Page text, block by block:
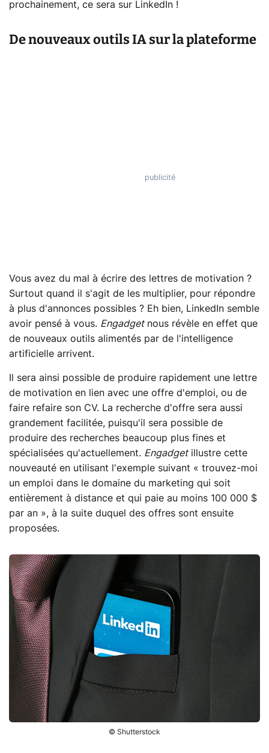
prochainement, ce sera sur LinkedIn !
De nouveaux outils IA sur la plateforme
Vous avez du mal à écrire des lettres de motivation ?
Surtout quand il s'agit de les multiplier, pour répondre
à plus d'annonces possibles ? Eh bien, LinkedIn semble
avoir pensé à vous. Engadgetnous révèle en effet que
de nouveaux outils alimentés par de l'intelligence
artificielle arrivent.
Il sera ainsi possible de produire rapidement une lettre
de motivation en lien avec une offre d'emploi, ou de
faire refaire son CV. La recherche d'offre sera aussi
grandement facilitée, puisqu'il sera possible de
produire des recherches beaucoup plus fines et
spécialisées qu'actuellement. Engadgetillustre cette
nouveauté en utilisant l'exemple suivant « trouvez-moi
un emploi dans le domaine du marketing qui soit
entièrement à distance et qui paie au moins 100 000 $
par an », à la suite duquel des offres sont ensuite
proposées.
© Shutterstock